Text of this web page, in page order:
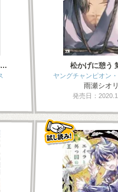
… 松かげに憩う
ヤングチャンピオン
雨瀬シオリ
発売日：